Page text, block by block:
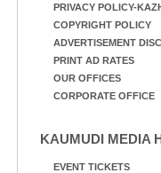
PRIVACY POLICY-
COPYRIGHT POLICY
ADVERTISEMENT
PRINT AD RATES
OUR OFFICES
CORPORATE OFFICE
KAUMUDI MEDIA
EVENT TICKETS